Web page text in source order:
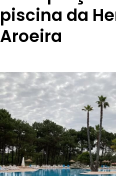
piscina da
Aroeira